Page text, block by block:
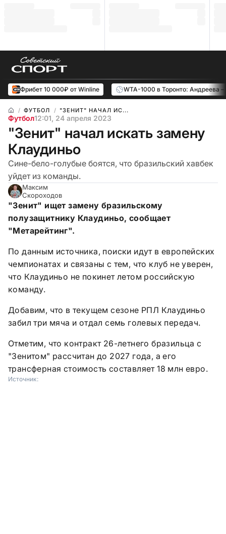
Фрибет 10 000₽ от Winline WTA-1000 в Торонто: Андреева
ФУТБОЛ "ЗЕНИТ" НАЧАЛ ИС...
Футбол12:01, 24 апреля 2023
"Зенит" начал искать замену
Клаудиньо
Сине-бело-голубые боятся, что бразильский хавбек
уйдет из команды.
Максим
Скороходов
"Зенит" ищет замену бразильскому
полузащитнику Клаудиньо, сообщает
"Метарейтинг".
По данным источника, поиски идут в европейских
чемпионатах и связаны с тем, что клуб не уверен,
что Клаудиньо не покинет летом российскую
команду.
Добавим, что в текущем сезоне РПЛ Клаудиньо
забил три мяча и отдал семь голевых передач.
Отметим, что контракт 26-летнего бразильца с
"Зенитом" рассчитан до 2027 года, а его
трансферная стоимость составляет 18 млн евро.
Источник: